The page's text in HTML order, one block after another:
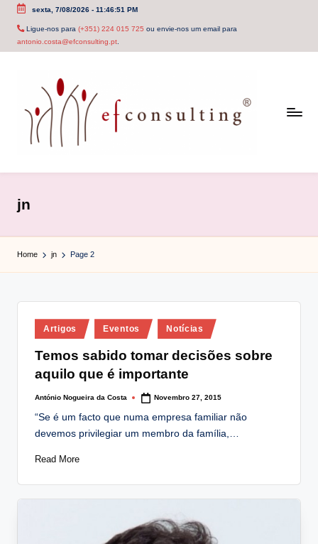
Skip
sexta, 7/08/2026- 11:46:51 PM
Ligue-nos para (+351) 224 015 725 ou envie-nos um email para
antonio.costa@efconsulting.pt.
c
o
n
u
jn
Home jn Page 2
Posted
in
Artigos Eventos Notícias
Temos sabido tomar decisões sobre
aquilo que é importante
Posted
António Nogueira da Costa Novembro 27, 2015
“Se é um facto que numa empresa familiar não
devemos privilegiar um membro da família,…
Read More